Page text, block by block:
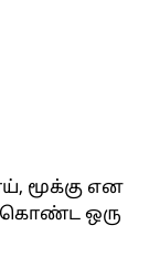
மூக்கு என
கொண்ட ஒரு